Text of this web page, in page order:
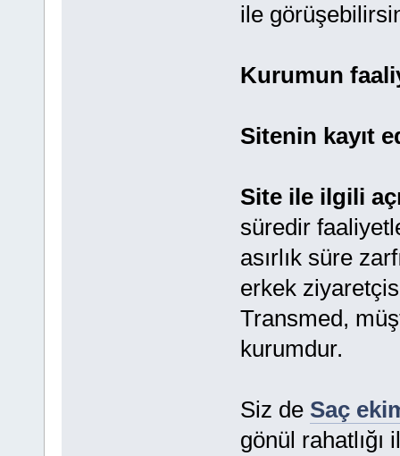
ile
Kurumun
Sitenin kayıt
Site ile ilgili
süredir
asırlık süre
erkek
Transmed,
kurumdur.
Siz de Saç
gönül